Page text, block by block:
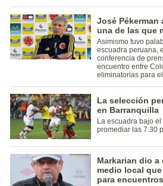
José Pékerman
una de las que
Asimismo tuvo
escuadra peruana,
conferencia de
encuentro entre
eliminatorias para
La selección
en Barranquilla
La escuadra bajo
promediar las 7.30
Markarian dio
medio local
para